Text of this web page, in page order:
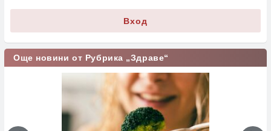
Вход
Още новини от Рубрика „Здраве“